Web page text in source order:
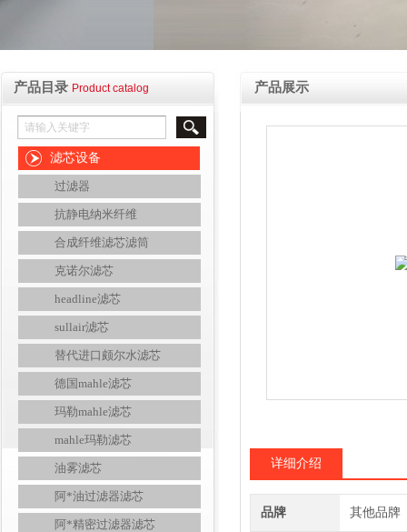
产品目录 Product catalog
滤芯设备
过滤器
抗静电纳米纤维
合成纤维滤芯滤筒
克诺尔滤芯
headline滤芯
sullair滤芯
替代进口颇尔水滤芯
德国mahle滤芯
玛勒mahle滤芯
mahle玛勒滤芯
油雾滤芯
阿*油过滤器滤芯
阿*精密过滤器滤芯
产品展示
详细介绍
品牌 其他品牌